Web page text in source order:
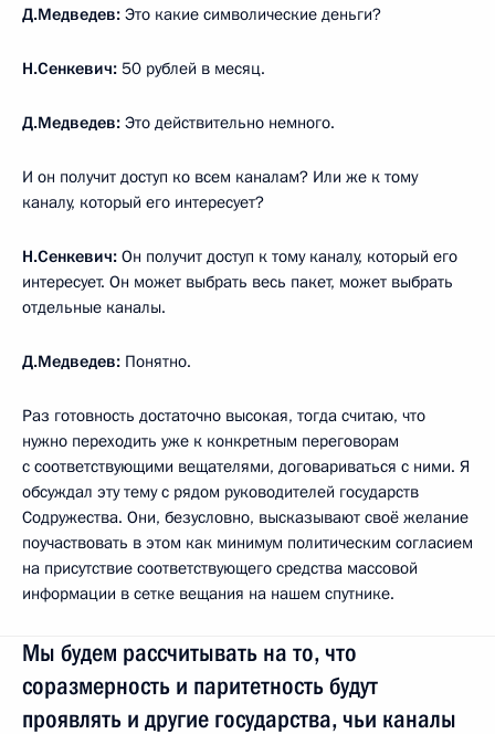
Д.Медведев: Это какие символические деньги?
Н.Сенкевич: 50 рублей в месяц.
Д.Медведев: Это действительно немного.
И он получит доступ ко всем каналам? Или же к тому
каналу, который его интересует?
Н.Сенкевич: Он получит доступ к тому каналу, который его
интересует. Он может выбрать весь пакет, может выбрать
отдельные каналы.
Д.Медведев: Понятно.
Раз готовность достаточно высокая, тогда считаю, что
нужно переходить уже к конкретным переговорам
с соответствующими вещателями, договариваться с ними. Я
обсуждал эту тему с рядом руководителей государств
Содружества. Они, безусловно, высказывают своё желание
поучаствовать в этом как минимум политическим согласием
на присутствие соответствующего средства массовой
информации в сетке вещания на нашем спутнике.
Мы будем рассчитывать на то, что
соразмерность и паритетность будут
проявлять и другие государства, чьи каналы